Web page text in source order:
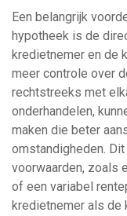
Een belangrijk
hypotheek is de
kredietnemer en de
meer controle over
rechtstreeks met
onderhandelen,
maken die beter
omstandigheden.
voorwaarden, zoals
of een variabel
kredietnemer als de